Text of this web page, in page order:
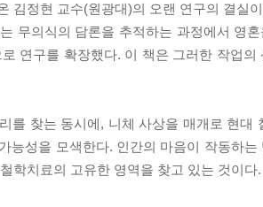
김정현 교수(원광대)의 오랜 연구의 결실
무의식의 담론을 추적하는 과정에서 영
연구를 확장했다. 이 책은 그러한 작업의
를 찾는 동시에, 니체 사상을 매개로 현대
능성을 모색한다. 인간의 마음이 작동하
학치료의 고유한 영역을 찾고 있는 것이다.